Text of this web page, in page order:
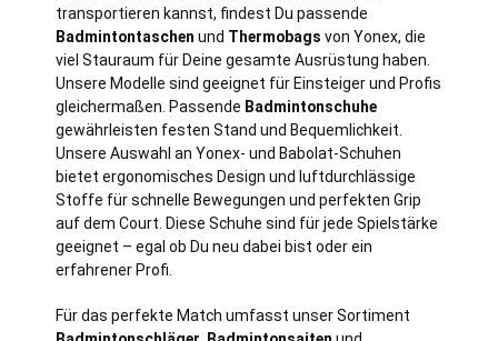
transportieren kannst, findest Du passende
Badmintontaschen und Thermobags von Yonex, die
viel Stauraum für Deine gesamte Ausrüstung haben.
Unsere Modelle sind geeignet für Einsteiger und Profis
gleichermaßen. Passende Badmintonschuhe
gewährleisten festen Stand und Bequemlichkeit.
Unsere Auswahl an Yonex- und Babolat-Schuhen
bietet ergonomisches Design und luftdurchlässige
Stoffe für schnelle Bewegungen und perfekten Grip
auf dem Court. Diese Schuhe sind für jede Spielstärke
geeignet – egal ob Du neu dabei bist oder ein
erfahrener Profi.
Für das perfekte Match umfasst unser Sortiment